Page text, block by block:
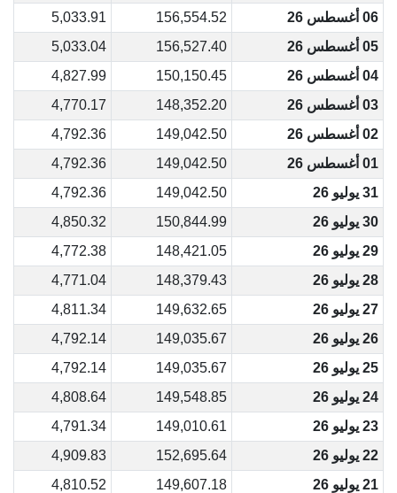
06 أغسطس 26
156,554.52
5,033.91
05 أغسطس 26
156,527.40
5,033.04
04 أغسطس 26
150,150.45
4,827.99
03 أغسطس 26
148,352.20
4,770.17
02 أغسطس 26
149,042.50
4,792.36
01 أغسطس 26
149,042.50
4,792.36
31 يوليو 26
149,042.50
4,792.36
30 يوليو 26
150,844.99
4,850.32
29 يوليو 26
148,421.05
4,772.38
28 يوليو 26
148,379.43
4,771.04
27 يوليو 26
149,632.65
4,811.34
26 يوليو 26
149,035.67
4,792.14
25 يوليو 26
149,035.67
4,792.14
24 يوليو 26
149,548.85
4,808.64
23 يوليو 26
149,010.61
4,791.34
22 يوليو 26
152,695.64
4,909.83
21 يوليو 26
149,607.18
4,810.52